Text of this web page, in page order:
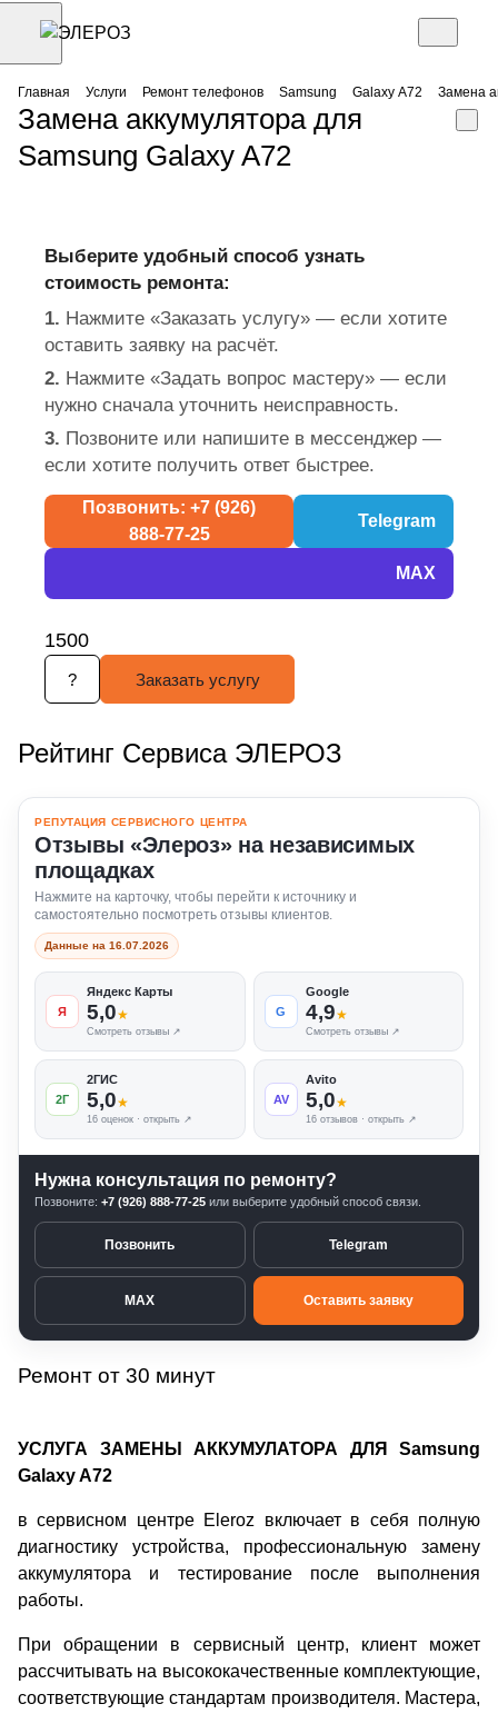
Главная Услуги Ремонт телефонов Samsung Galaxy A72 Замена
Замена аккумулятора для
Samsung Galaxy A72
Выберите удобный способ узнать
стоимость ремонта:
1. Нажмите «Заказать услугу» — если хотите
оставить заявку на расчёт.
2. Нажмите «Задать вопрос мастеру» — если
нужно сначала уточнить неисправность.
3. Позвоните или напишите в мессенджер —
если хотите получить ответ быстрее.
Позвонить: +7 (926)
888-77-25
Telegram
MAX
1500
? Заказать услугу
Рейтинг Сервиса ЭЛЕРОЗ
РЕПУТАЦИЯ СЕРВИСНОГО ЦЕНТРА
Отзывы «Элероз» на независимых
площадках
Нажмите на карточку, чтобы перейти к источнику и
самостоятельно посмотреть отзывы клиентов.
Данные на 16.07.2026
Я
Яндекс Карты
5,0★
Смотреть отзывы ↗
G
Google
4,9★
Смотреть отзывы ↗
2Г
2ГИС
5,0★
16 оценок · открыть ↗
AV
Avito
5,0★
16 отзывов · открыть ↗
Нужна консультация по ремонту?
Позвоните: +7 (926) 888-77-25 или выберите удобный способ связи.
Позвонить Telegram
MAX Оставить заявку
Ремонт от 30 минут
УСЛУГА ЗАМЕНЫ АККУМУЛАТОРА ДЛЯ Samsung
Galaxy A72
в сервисном центре Eleroz включает в себя полную
диагностику устройства, профессиональную замену
аккумулятора и тестирование после выполнения
работы.
При обращении в сервисный центр, клиент может
рассчитывать на высококачественные комплектующие,
соответствующие стандартам производителя. Мастера,